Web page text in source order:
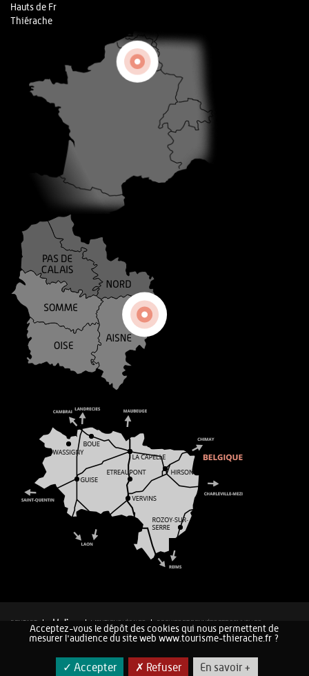
Hauts de Fr
Thiérache
CONTACT MENTIONS LÉGALES
COOKIES ET DONNÉES PERSONNELLES
PLAN DU SITE
Acceptez-vous le dépôt des cookies qui nous permettent de
mesurer l'audience du site web www.tourisme-thierache.fr ?
✓ Accepter ✗ Refuser En savoir +